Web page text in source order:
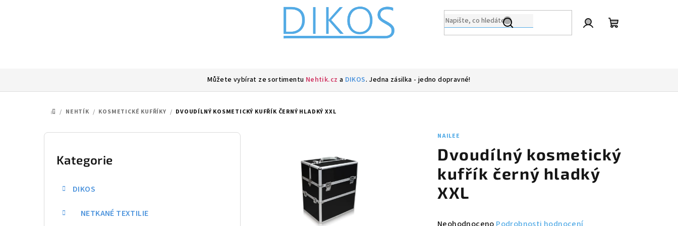
Můžete vybírat ze sortimentu Nehtik.cz a DIKOS. Jedna zásilka - jedno dopravné!
DOMŮ
/ NEHTÍK / KOSMETICKÉ KUFŘÍKY / DVOUDÍLNÝ KOSMETICKÝ KUFŘÍK ČERNÝ HLADKÝ XXL
P
Přeskočit
kategorie
Kategorie
DIKOS
NETKANÉ TEXTILIE
NAILEE
Dvoudílný kosmetický
kufřík černý hladký
XXL
Průměrné